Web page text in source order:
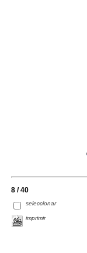
8 / 40
seleccionar
imprimir